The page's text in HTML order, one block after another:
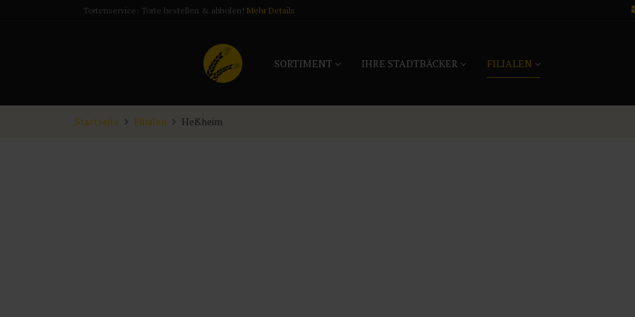
Tortenservice: Torte bestellen & abholen! Mehr Details
SORTIMENT IHRE STADTBÄCKER FILIALEN
Startseite Filialen Heßheim